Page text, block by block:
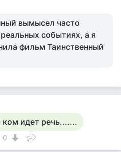
вымысел часто
событиях, а я
фильм Таинственный
идет речь.......
0